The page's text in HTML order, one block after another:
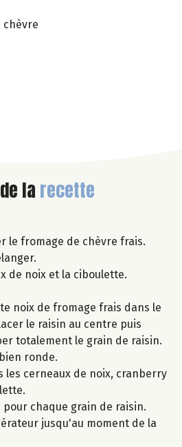
chèvre
de la recette
le fromage de chèvre frais.
de noix et la ciboulette.
noix de fromage frais dans le
le raisin au centre puis
totalement le grain de raisin.
ronde.
les cerneaux de noix, cranberry
chaque grain de raisin.
jusqu'au moment de la